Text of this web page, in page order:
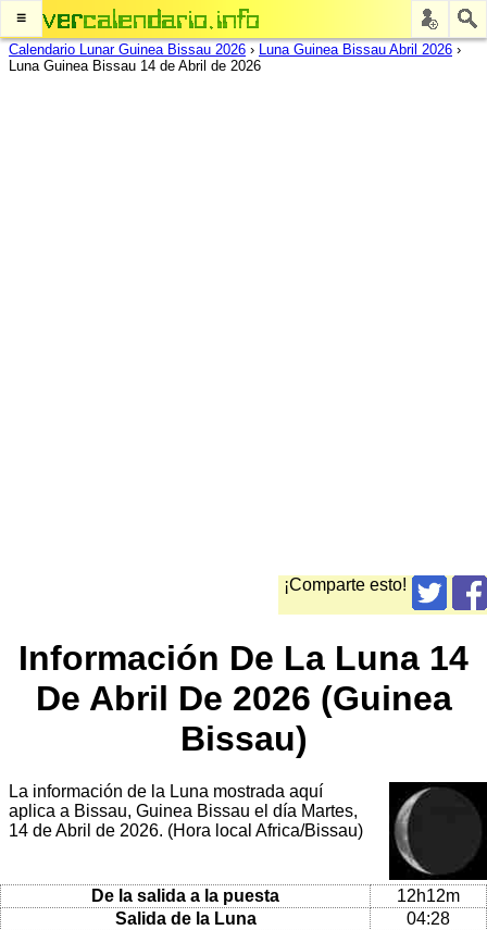
≡
Calendario Lunar Guinea Bissau 2026 › Luna Guinea Bissau Abril 2026 ›
Luna Guinea Bissau 14 de Abril de 2026
¡Comparte esto!
Información De La Luna 14
De Abril De 2026 (Guinea
Bissau)
La información de la Luna mostrada aquí
aplica a Bissau, Guinea Bissau el día Martes,
14 de Abril de 2026. (Hora local Africa/Bissau)
De la salida a la puesta
12h12m
Salida de la Luna
04:28